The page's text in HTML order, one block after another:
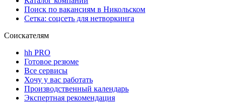
Поиск по вакансиям в Никольском
Сетка: соцсеть для нетворкинга
Соискателям
hh PRO
Готовое резюме
Все сервисы
Хочу у вас работать
Производственный календарь
Экспертная рекомендация